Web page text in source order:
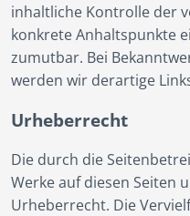
inhaltliche Kontrolle der
konkrete Anhaltspunkte
zumutbar. Bei
werden wir derartige
Urheberrecht
Die durch die
Werke auf diesen Seiten
Urheberrecht. Die